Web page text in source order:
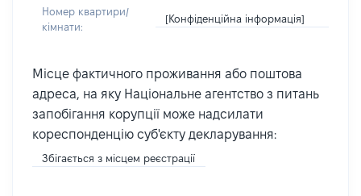
Номер квартири/
кімнати:
[Конфіденційна інформація]
Місце фактичного проживання або поштова
адреса, на яку Національне агентство з питань
запобігання корупції може надсилати
кореспонденцію суб'єкту декларування:
Збігається з місцем реєстрації